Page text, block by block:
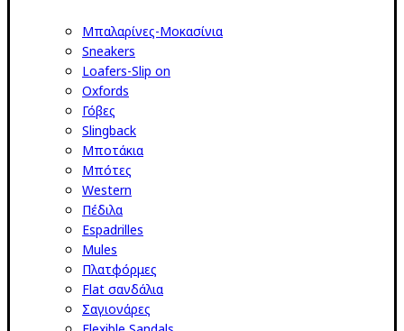
Μπαλαρίνες-Μοκασίνια
Sneakers
Loafers-Slip on
Oxfords
Γόβες
Slingback
Μποτάκια
Μπότες
Western
Πέδιλα
Espadrilles
Mules
Πλατφόρμες
Flat σανδάλια
Σαγιονάρες